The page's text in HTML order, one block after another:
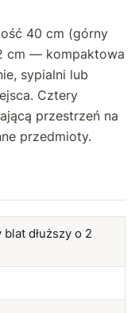
40 cm (górny
cm — kompaktowa
sypialni lub
Cztery
przestrzeń na
przedmioty.
dłuższy o 2